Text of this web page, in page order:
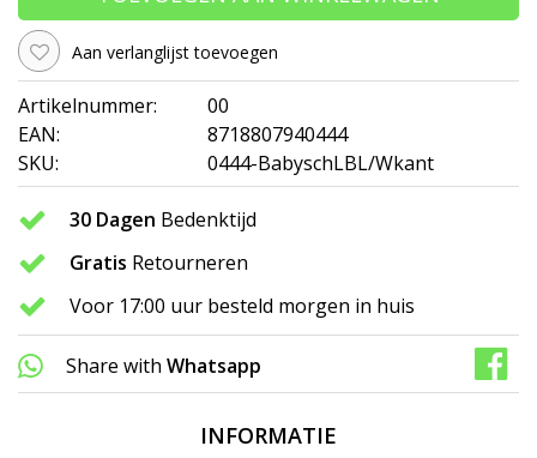
Aan verlanglijst toevoegen
Artikelnummer:
00
EAN:
8718807940444
SKU:
0444-BabyschLBL/Wkant
30 Dagen Bedenktijd
Gratis Retourneren
Voor 17:00 uur besteld morgen in huis
Share with Whatsapp
INFORMATIE